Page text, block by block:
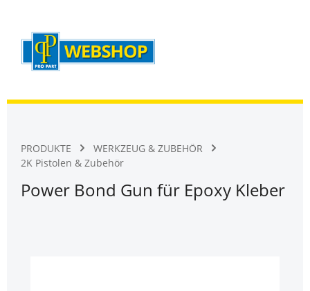
PRODUKTE
WERKZEUG & ZUBEHÖR
2K Pistolen & Zubehör
Power Bond Gun für Epoxy Kleber